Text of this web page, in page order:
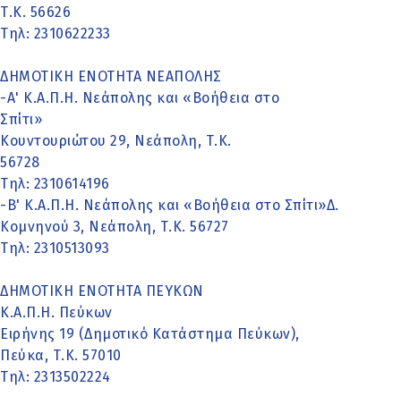
Τ.Κ. 56626
Τηλ: 2310622233
ΔΗΜΟΤΙΚΗ ΕΝΟΤΗΤΑ ΝΕΑΠΟΛΗΣ
-Α' Κ.Α.Π.Η. Νεάπολης και «Βοήθεια στο
Σπίτι»
Κουντουριώτου 29, Νεάπολη, Τ.Κ.
56728
Τηλ: 2310614196
-Β' Κ.Α.Π.Η. Νεάπολης και «Βοήθεια στο Σπίτι»Δ.
Κομνηνού 3, Νεάπολη, Τ.Κ. 56727
Τηλ: 2310513093
ΔΗΜΟΤΙΚΗ ΕΝΟΤΗΤΑ ΠΕΥΚΩΝ
Κ.Α.Π.Η. Πεύκων
Ειρήνης 19 (Δημοτικό Κατάστημα Πεύκων),
Πεύκα, Τ.Κ. 57010
Τηλ: 2313502224